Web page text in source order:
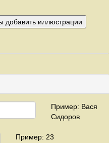
Пример: Вася
Сидоров
Пример: 23